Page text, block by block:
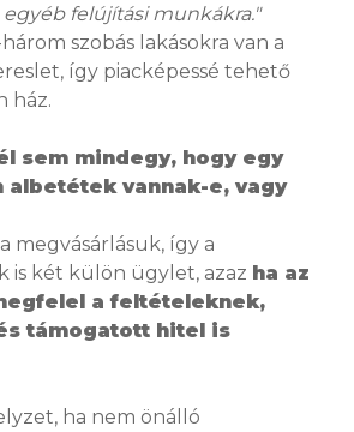
egyéb felújítási munkákra."
szobás lakásokra van a
így piacképessé tehető
ház.
sem mindegy, hogy egy
albetétek vannak-e, vagy
megvásárlásuk, így a
is két külön ügylet, azaz ha az
a feltételeknek,
támogatott hitel is
ha nem önálló